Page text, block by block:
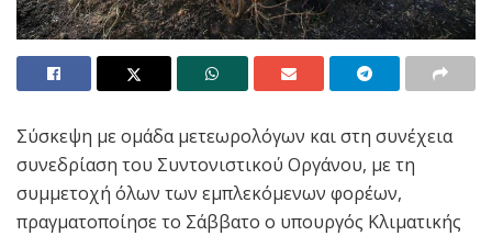
Σύσκεψη με ομάδα μετεωρολόγων και στη συνέχεια
συνεδρίαση του Συντονιστικού Οργάνου, με τη
συμμετοχή όλων των εμπλεκόμενων φορέων,
πραγματοποίησε το Σάββατο ο υπουργός Κλιματικής